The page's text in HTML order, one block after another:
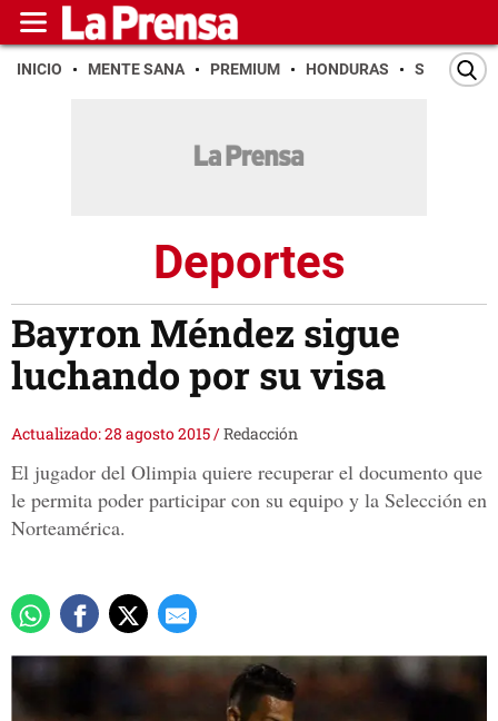
INICIO MENTE SANA PREMIUM HONDURAS SAN PEDRO
Deportes
Bayron Méndez sigue
luchando por su visa
Actualizado: 28 agosto 2015/Redacción
El jugador del Olimpia quiere recuperar el documento que
le permita poder participar con su equipo y la Selección en
Norteamérica.